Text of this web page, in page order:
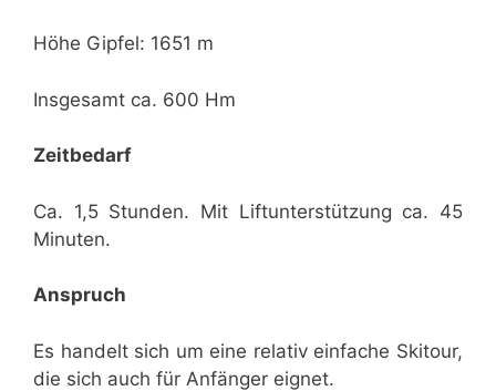
Höhe Gipfel: 1651 m
Insgesamt ca. 600 Hm
Zeitbedarf
Ca. 1,5 Stunden. Mit Liftunterstützung ca. 45
Minuten.
Anspruch
Es handelt sich um eine relativ einfache Skitour,
die sich auch für Anfänger eignet.